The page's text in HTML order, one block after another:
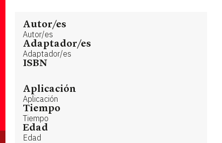
Autor/es
Autor/es
Adaptador/es
Adaptador/es
ISBN
Aplicación
Aplicación
Tiempo
Tiempo
Edad
Edad